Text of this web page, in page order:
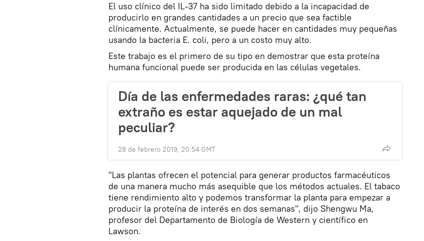
El uso clínico del IL-37 ha sido limitado debido a la incapacidad de
producirlo en grandes cantidades a un precio que sea factible
clínicamente. Actualmente, se puede hacer en cantidades muy pequeñas
usando la bacteria E. coli, pero a un costo muy alto.
Este trabajo es el primero de su tipo en demostrar que esta proteína
humana funcional puede ser producida en las células vegetales.
Día de las enfermedades raras: ¿qué tan
extraño es estar aquejado de un mal
peculiar?
28 de febrero 2019, 20:54 GMT
"Las plantas ofrecen el potencial para generar productos farmacéuticos
de una manera mucho más asequible que los métodos actuales. El tabaco
tiene rendimiento alto y podemos transformar la planta para empezar a
producir la proteína de interés en dos semanas", dijo Shengwu Ma,
profesor del Departamento de Biología de Western y científico en
Lawson.